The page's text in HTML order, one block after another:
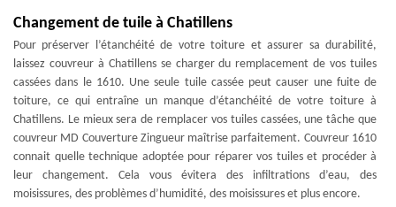
Changement de tuile à Chatillens
Pour préserver l’étanchéité de votre toiture et assurer sa durabilité,
laissez couvreur à Chatillens se charger du remplacement de vos tuiles
cassées dans le 1610. Une seule tuile cassée peut causer une fuite de
toiture, ce qui entraîne un manque d’étanchéité de votre toiture à
Chatillens. Le mieux sera de remplacer vos tuiles cassées, une tâche que
couvreur MD Couverture Zingueur maîtrise parfaitement. Couvreur 1610
connait quelle technique adoptée pour réparer vos tuiles et procéder à
leur changement. Cela vous évitera des infiltrations d’eau, des
moisissures, des problèmes d’humidité, des moisissures et plus encore.